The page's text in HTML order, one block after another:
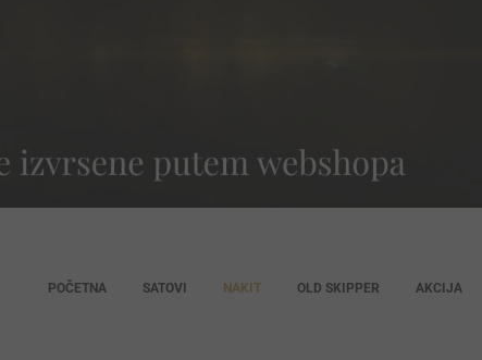
POČETNA SATOVI NAKIT OLD SKIPPER AKCIJA